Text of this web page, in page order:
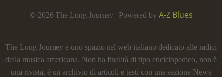
© 2026 The Long Journey | Powered by A-Z Blues
The Long Journey è uno spazio nel web italiano dedicato alle radici
della musica americana. Non ha finalità di tipo enciclopedico, non è
una rivista, é un archivio di articoli e testi con una sezione News